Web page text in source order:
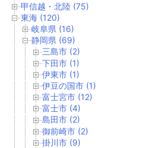
甲信越・北陸 (75)
東海 (120)
岐阜県 (16)
静岡県 (69)
三島市 (2)
下田市 (1)
伊東市 (1)
伊豆の国市 (1)
富士宮市 (12)
富士市 (4)
島田市 (2)
御前崎市 (2)
掛川市 (9)